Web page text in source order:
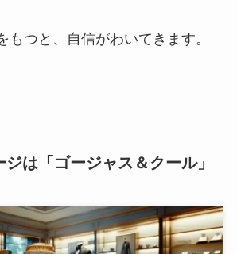
もつと、自信がわいてきます。
は「ゴージャス＆クール」